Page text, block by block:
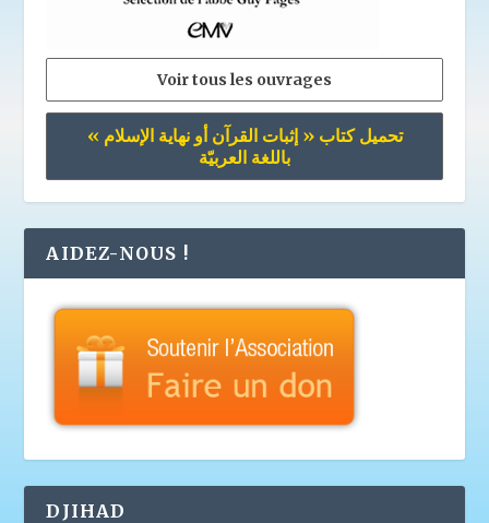
Voir tous les ouvrages
تحميل كتاب « إثبات القرآن أو نهاية الإسلام »
باللغة العربيّة
AIDEZ-NOUS !
DJIHAD